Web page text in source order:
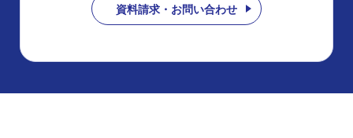
資料請求・お問い合わせ